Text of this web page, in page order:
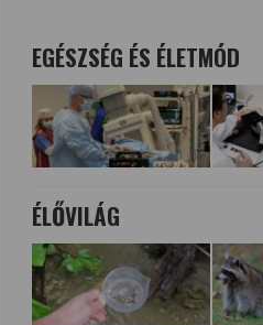
EGÉSZSÉG ÉS ÉLETMÓD
ÉLŐVILÁG